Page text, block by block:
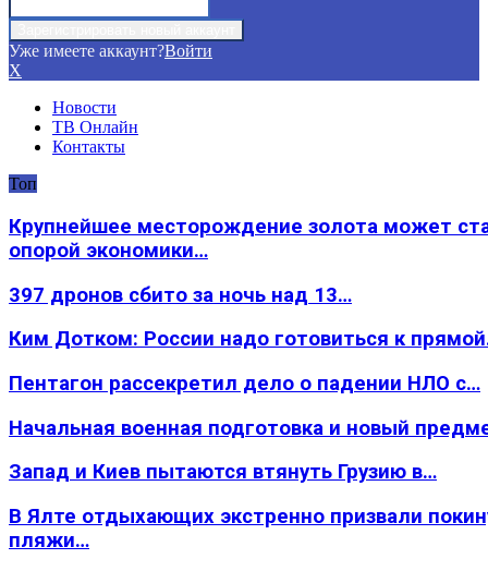
Уже имеете аккаунт?Войти
X
Новости
ТВ Онлайн
Контакты
Топ
Крупнейшее месторождение золота может
опорой экономики…
397 дронов сбито за ночь над 13…
Ким Дотком: России надо готовиться к
Пентагон рассекретил дело о падении НЛО с…
Начальная военная подготовка и новый
Запад и Киев пытаются втянуть Грузию в…
В Ялте отдыхающих экстренно призвали
пляжи…